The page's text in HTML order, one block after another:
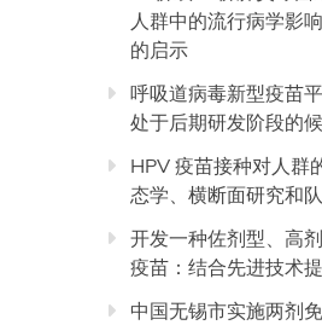
人群中的流行病学影
的启示
呼吸道病毒新型疫苗
处于后期研发阶段的
HPV 疫苗接种对人群
态学、横断面研究和
开发一种佐剂型、高
疫苗：结合先进技术
中国无锡市实施两剂